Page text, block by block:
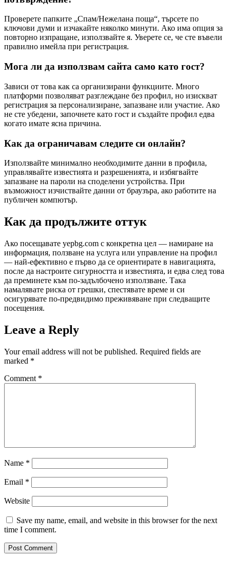
Проверете папките „Спам/Нежелана поща“, търсете по
ключови думи и изчакайте няколко минути. Ако има опция за
повторно изпращане, използвайте я. Уверете се, че сте въвели
правилно имейла при регистрация.
Мога ли да използвам сайта само като гост?
Зависи от това как са организирани функциите. Много
платформи позволяват разглеждане без профил, но изискват
регистрация за персонализиране, запазване или участие. Ако
не сте убедени, започнете като гост и създайте профил едва
когато имате ясна причина.
Как да ограничавам следите си онлайн?
Използвайте минимално необходимите данни в профила,
управлявайте известията и разрешенията, и избягвайте
запазване на пароли на споделени устройства. При
възможност изчиствайте данни от браузъра, ако работите на
публичен компютър.
Как да продължите оттук
Ако посещавате yepbg.com с конкретна цел — намиране на
информация, ползване на услуга или управление на профил
— най-ефективно е първо да се ориентирате в навигацията,
после да настроите сигурността и известията, и едва след това
да преминете към по-задълбочено използване. Така
намалявате риска от грешки, спестявате време и си
осигурявате по-предвидимо преживяване при следващите
посещения.
Leave a Reply
Your email address will not be published. Required fields are
marked *
Comment *
Name *
Email *
Website
Save my name, email, and website in this browser for the next
time I comment.